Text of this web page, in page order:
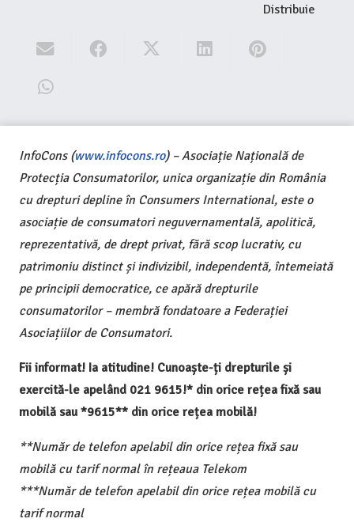
Distribuie
InfoCons (www.infocons.ro) – Asociație Națională de
Protecția Consumatorilor, unica organizație din România
cu drepturi depline în Consumers International, este o
asociație de consumatori neguvernamentală, apolitică,
reprezentativă, de drept privat, fără scop lucrativ, cu
patrimoniu distinct și indivizibil, independentă, întemeiată
pe principii democratice, ce apără drepturile
consumatorilor – membră fondatoare a Federației
Asociațiilor de Consumatori.
Fii informat! Ia atitudine! Cunoaște-ți drepturile și
exercită-le apelând 021 9615!* din orice rețea fixă sau
mobilă sau *9615** din orice rețea mobilă!
**Număr de telefon apelabil din orice rețea fixă sau
mobilă cu tarif normal în rețeaua Telekom
***Număr de telefon apelabil din orice rețea mobilă cu
tarif normal